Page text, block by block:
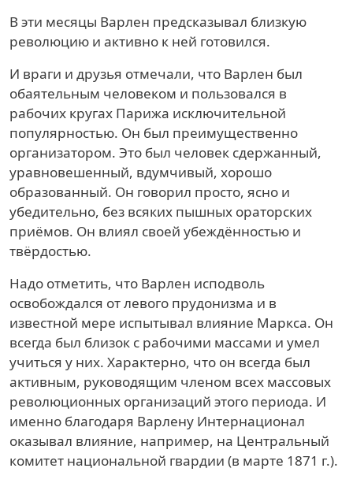
В эти месяцы Варлен предсказывал близкую
революцию и активно к ней готовился.
И враги и друзья отмечали, что Варлен был
обаятельным человеком и пользовался в
рабочих кругах Парижа исключительной
популярностью. Он был преимущественно
организатором. Это был человек сдержанный,
уравновешенный, вдумчивый, хорошо
образованный. Он говорил просто, ясно и
убедительно, без всяких пышных ораторских
приёмов. Он влиял своей убеждённостью и
твёрдостью.
Надо отметить, что Варлен исподволь
освобождался от левого прудонизма и в
известной мере испытывал влияние Маркса. Он
всегда был близок с рабочими массами и умел
учиться у них. Характерно, что он всегда был
активным, руководящим членом всех массовых
революционных организаций этого периода. И
именно благодаря Варлену Интернационал
оказывал влияние, например, на Центральный
комитет национальной гвардии (в марте 1871 г.).